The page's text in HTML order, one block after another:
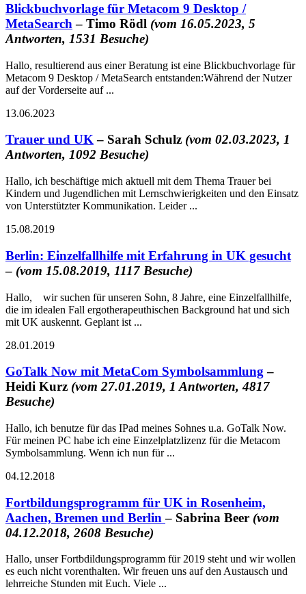
Blickbuchvorlage für Metacom 9 Desktop /
MetaSearch – Timo Rödl (vom 16.05.2023, 5
Antworten, 1531 Besuche)
Hallo, resultierend aus einer Beratung ist eine Blickbuchvorlage für
Metacom 9 Desktop / MetaSearch entstanden:Während der Nutzer
auf der Vorderseite auf ...
13.06.2023
Trauer und UK– Sarah Schulz (vom 02.03.2023, 1
Antworten, 1092 Besuche)
Hallo, ich beschäftige mich aktuell mit dem Thema Trauer bei
Kindern und Jugendlichen mit Lernschwierigkeiten und den Einsatz
von Unterstützter Kommunikation. Leider ...
15.08.2019
Berlin: Einzelfallhilfe mit Erfahrung in UK gesucht
– (vom 15.08.2019, 1117 Besuche)
Hallo, wir suchen für unseren Sohn, 8 Jahre, eine Einzelfallhilfe,
die im idealen Fall ergotherapeuthischen Background hat und sich
mit UK auskennt. Geplant ist ...
28.01.2019
GoTalk Now mit MetaCom Symbolsammlung–
Heidi Kurz (vom 27.01.2019, 1 Antworten, 4817
Besuche)
Hallo, ich benutze für das IPad meines Sohnes u.a. GoTalk Now.
Für meinen PC habe ich eine Einzelplatzlizenz für die Metacom
Symbolsammlung. Wenn ich nun für ...
04.12.2018
Fortbildungsprogramm für UK in Rosenheim,
Aachen, Bremen und Berlin– Sabrina Beer (vom
04.12.2018, 2608 Besuche)
Hallo, unser Fortbdildungsprogramm für 2019 steht und wir wollen
es euch nicht vorenthalten. Wir freuen uns auf den Austausch und
lehrreiche Stunden mit Euch. Viele ...